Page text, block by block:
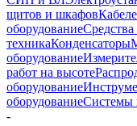
щитов и шкафов
оборудование
техникаКонденсаторы
оборудование
работ на высоте
оборудование
оборудованиеСистемы
-